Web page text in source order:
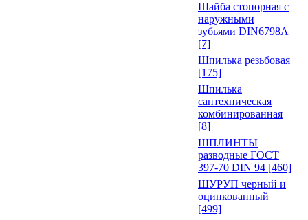
Шайба стопорная с
наружными
зубьями DIN6798A
[7]
Шпилька резьбовая
[175]
Шпилька
сантехническая
комбинированная
[8]
ШПЛИНТЫ
разводные ГОСТ
397-70 DIN 94 [460]
ШУРУП черный и
оцинкованный
[499]